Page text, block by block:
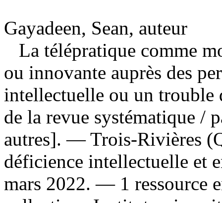
Gayadeen, Sean, auteur
La télépratique comme
ou innovante auprès des
intellectuelle ou un trouble
de la revue systématique /
autres]. — Trois-Rivières
déficience intellectuelle et
mars 2022. — 1 ressource